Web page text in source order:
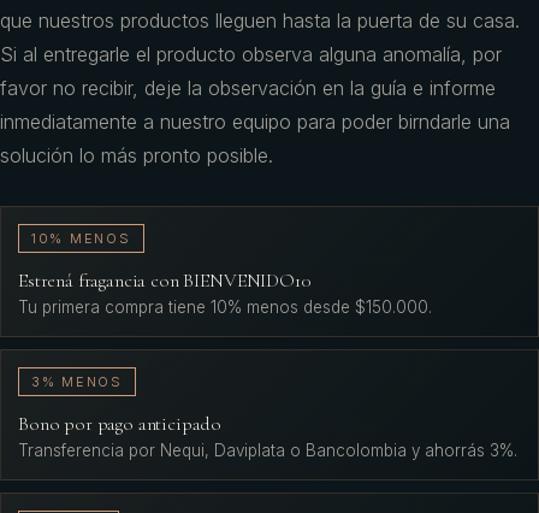
que nuestros productos lleguen hasta la puerta de su casa.
Si al entregarle el producto observa alguna anomalía, por
favor no recibir, deje la observación en la guía e informe
inmediatamente a nuestro equipo para poder birndarle una
solución lo más pronto posible.
10% MENOS
Estrená fragancia con BIENVENIDO10
Tu primera compra tiene 10% menos desde $150.000.
3% MENOS
Bono por pago anticipado
Transferencia por Nequi, Daviplata o Bancolombia y ahorrás 3%.